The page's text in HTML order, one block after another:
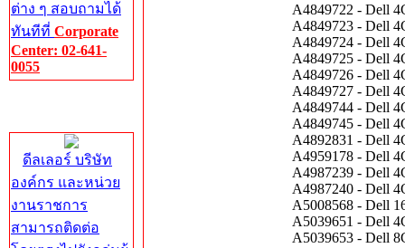
ต่าง ๆ สอบถามได้
ทันทีที่ Corporate
Center: 02-641-
0055
ดีลเลอร์ บริษัท
องค์กร และหน่วย
งานราชการ
สามารถติดต่อ
A4849722 - Dell
A4849723 - Dell
A4849724 - Dell
A4849725 - Dell
A4849726 - Dell
A4849727 - Dell
A4849744 - Dell
A4849745 - Dell
A4892831 - Dell
A4959178 - Dell
A4987239 - Dell
A4987240 - Dell
A5008568 - Dell
A5039651 - Dell
A5039653 - Dell